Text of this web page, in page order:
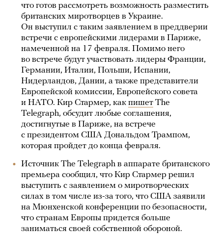
что готов рассмотреть возможность разместить
британских миротворцев в Украине.
Он выступил с таким заявлением в преддверии
встречи с европейскими лидерами в Париже,
намеченной на 17 февраля. Помимо него
во встрече будут участвовать лидеры Франции,
Германии, Италии, Польши, Испании,
Нидерландов, Дании, а также представители
Европейской комиссии, Европейского совета
и НАТО. Кир Стармер, как пишет The
Telegraph, обсудит любые соглашения,
достигнутые в Париже, на встрече
с президентом США Дональдом Трампом,
которая пройдет до конца февраля.
Источник The Telegraph в аппарате британского
премьера сообщил, что Кир Стармер решил
выступить с заявлением о миротворческих
силах в том числе из-за того, что США заявили
на Мюнхенской конференции по безопасности,
что странам Европы придется больше
заниматься своей собственной обороной.